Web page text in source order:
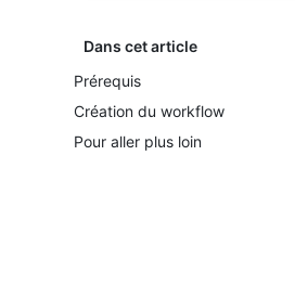
Dans cet article
Prérequis
Création du workflow
Pour aller plus loin